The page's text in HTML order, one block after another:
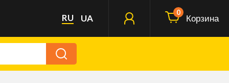
RU UA
0
Корзина